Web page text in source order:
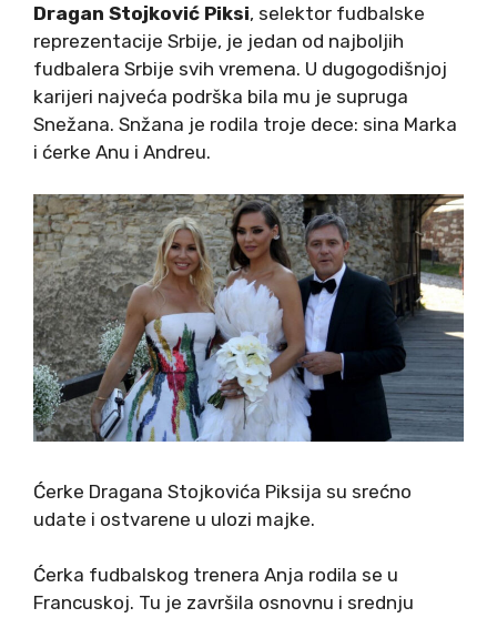
Dragan Stojković Piksi, selektor fudbalske
reprezentacije Srbije, je jedan od najboljih
fudbalera Srbije svih vremena. U dugogodišnjoj
karijeri najveća podrška bila mu je supruga
Snežana. Snžana je rodila troje dece: sina Marka
i ćerke Anu i Andreu.
Ćerke Dragana Stojkovića Piksija su srećno
udate i ostvarene u ulozi majke.
Ćerka fudbalskog trenera Anja rodila se u
Francuskoj. Tu je završila osnovnu i srednju